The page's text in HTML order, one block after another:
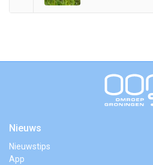
Nieuws
Nieuwstips
App